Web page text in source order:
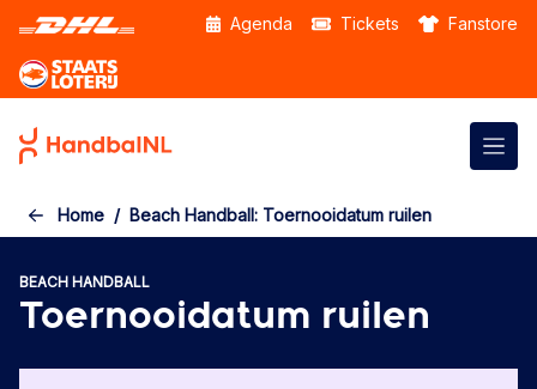
Skip to the main content Agenda Tickets Fanstore
Home Beach Handball: Toernooidatum ruilen
BEACH HANDBALL
Toernooidatum ruilen